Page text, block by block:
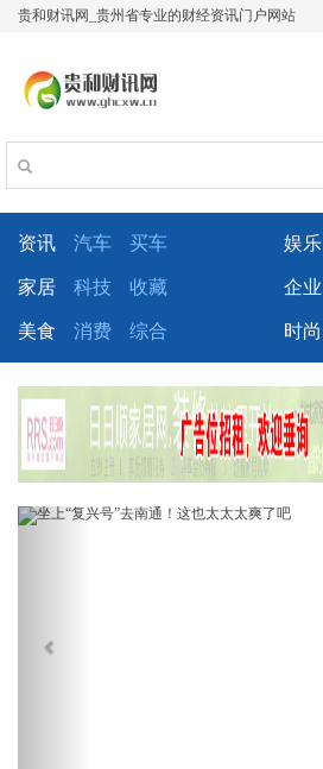
贵和财讯网_贵州省专业的财经资讯门户网站
资讯 汽车 买车 娱乐
家居 科技 收藏 企业
美食 消费 综合 时尚
Previous